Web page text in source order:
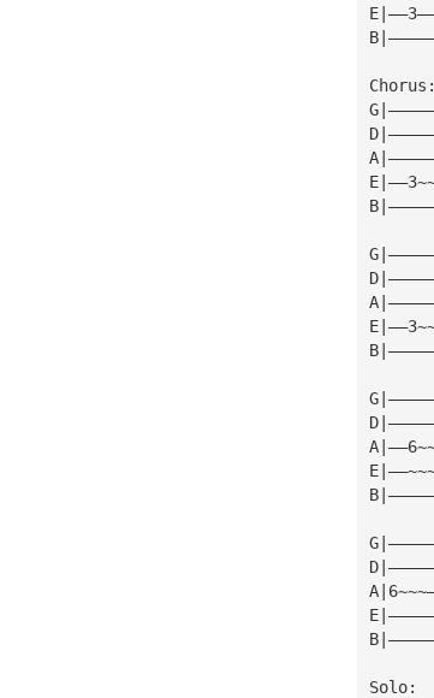
Chorus:
Solo: